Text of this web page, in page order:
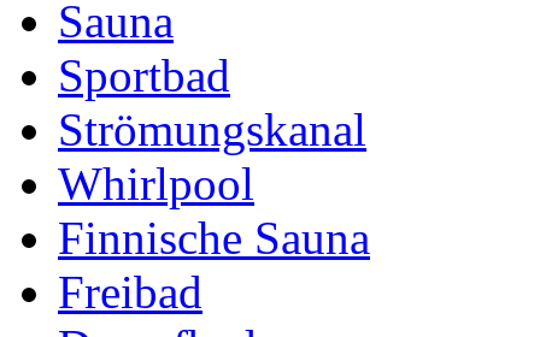
Sauna
Sportbad
Strömungskanal
Whirlpool
Finnische Sauna
Freibad